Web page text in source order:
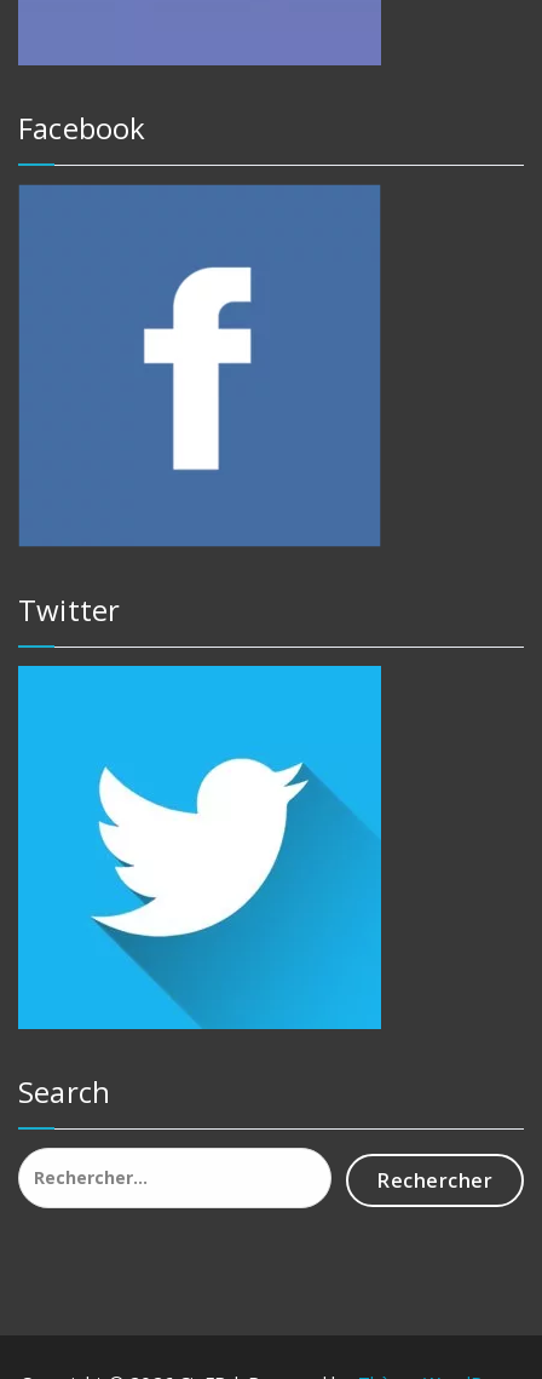
Facebook
Twitter
Search
Rechercher :